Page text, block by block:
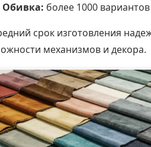
Обивка: более 1000
срок изготовления
механизмов и декора.